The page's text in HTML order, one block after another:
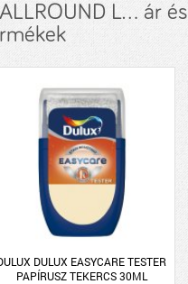
L... ár és
DULUX EASYCARE TESTER
PAPÍRUSZ TEKERCS 30ML